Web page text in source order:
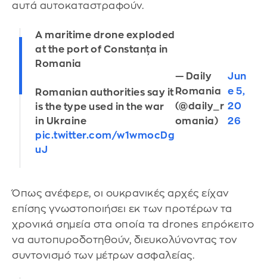
αυτά αυτοκαταστραφούν.
A maritime drone exploded
at the port of Constanța in
Romania
Romanian authorities say it
is the type used in the war
in Ukraine
pic.twitter.com/w1wmocDg
uJ
— Daily
Romania
(@daily_r
omania)
Jun
e 5,
20
26
Όπως ανέφερε, οι ουκρανικές αρχές είχαν
επίσης γνωστοποιήσει εκ των προτέρων τα
χρονικά σημεία στα οποία τα drones επρόκειτο
να αυτοπυροδοτηθούν, διευκολύνοντας τον
συντονισμό των μέτρων ασφαλείας.